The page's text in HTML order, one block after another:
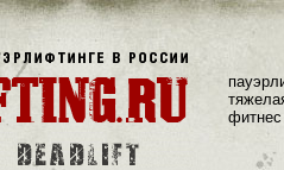
фитнес